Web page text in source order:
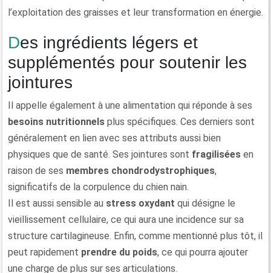
l’exploitation des graisses et leur transformation en énergie.
Des ingrédients légers et
supplémentés pour soutenir les
jointures
Il appelle également à une alimentation qui réponde à ses
besoins nutritionnels plus spécifiques. Ces derniers sont
généralement en lien avec ses attributs aussi bien
physiques que de santé. Ses jointures sont fragilisées en
raison de ses membres chondrodystrophiques,
significatifs de la corpulence du chien nain.
Il est aussi sensible au stress oxydant qui désigne le
vieillissement cellulaire, ce qui aura une incidence sur sa
structure cartilagineuse. Enfin, comme mentionné plus tôt, il
peut rapidement prendre du poids, ce qui pourra ajouter
une charge de plus sur ses articulations.